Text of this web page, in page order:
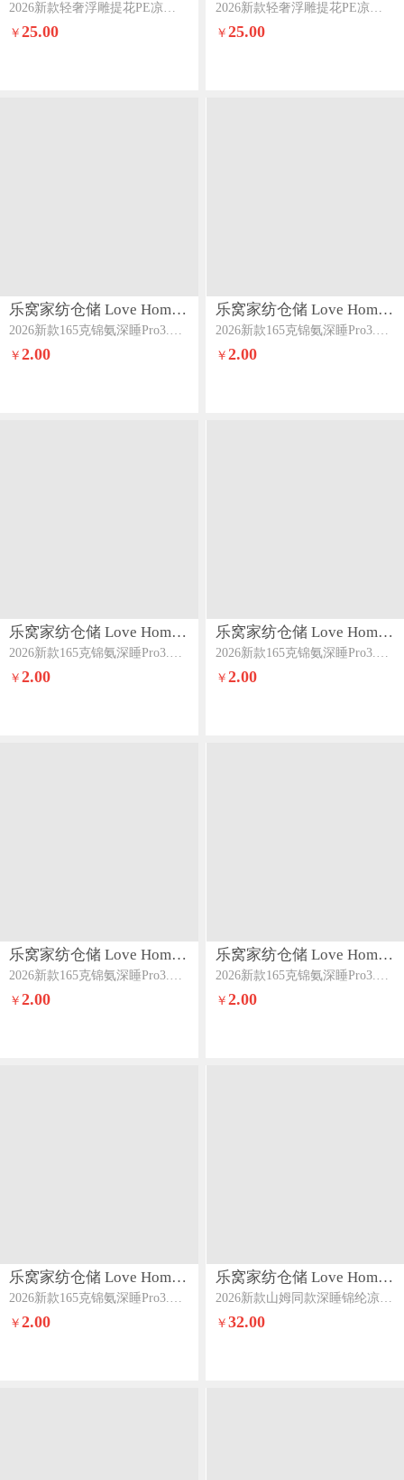
2026新款轻奢浮雕提花PE凉感高分子乙纶凉席三件套床裙款可机洗直播-雾屿系列雾屿碎花-柔粉桃
￥25.00
2026新款轻奢浮雕提花PE凉感高分子乙纶凉席三件套床裙款可机洗直播-雾屿系列雾屿碎花-芋泥紫
￥ 25.00
乐窝家纺仓储 Love Home LWJFCCLOVEHOME869
2026新款165克锦氨深睡Pro3.0小冰皮凉感床笠冰丝床笠可做凉席床笠款床垫席梦思保护罩组合图
￥2.00
乐窝家纺仓储 Love Home LWJFCCLOVEHOME869
2026新款165克锦氨深睡Pro3.0小冰皮凉感床笠冰丝床笠可做凉席床笠款床垫席梦思保护罩天空蓝
￥ 2.00
乐窝家纺仓储 Love Home LWJFCCLOVEHOME869
2026新款165克锦氨深睡Pro3.0小冰皮凉感床笠冰丝床笠可做凉席床笠款床垫席梦思保护罩冰雪粉
￥2.00
乐窝家纺仓储 Love Home LWJFCCLOVEHOME869
2026新款165克锦氨深睡Pro3.0小冰皮凉感床笠冰丝床笠可做凉席床笠款床垫席梦思保护罩薄荷绿
￥ 2.00
乐窝家纺仓储 Love Home LWJFCCLOVEHOME869
2026新款165克锦氨深睡Pro3.0小冰皮凉感床笠冰丝床笠可做凉席床笠款床垫席梦思保护罩薰衣草紫
￥2.00
乐窝家纺仓储 Love Home LWJFCCLOVEHOME869
2026新款165克锦氨深睡Pro3.0小冰皮凉感床笠冰丝床笠可做凉席床笠款床垫席梦思保护罩深海蓝
￥ 2.00
乐窝家纺仓储 Love Home LWJFCCLOVEHOME869
2026新款165克锦氨深睡Pro3.0小冰皮凉感床笠冰丝床笠可做凉席床笠款床垫席梦思保护罩海风兰
￥2.00
乐窝家纺仓储 Love Home LWJFCCLOVEHOME868
2026新款山姆同款深睡锦纶凉皮凉感抱枕抱抱枕孕妇枕侧睡枕外套可拆洗柠檬
￥ 32.00